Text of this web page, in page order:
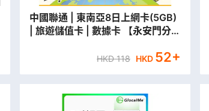
中國聯通 | 東南亞8日上網卡(5GB)
| 旅遊儲值卡 | 數據卡 【永安門分行
HKD118 HKD 52+